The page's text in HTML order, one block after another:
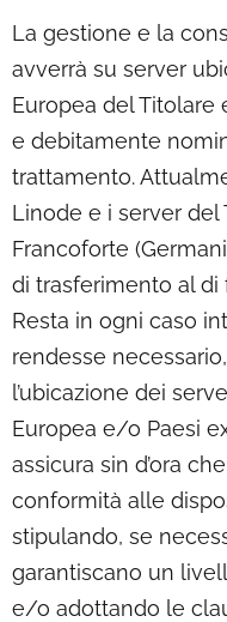
La gestione e la
avverrà su server
Europea del
e debitamente
trattamento.
Linode e i server del
Francoforte
di trasferimento al di
Resta in ogni caso
rendesse
l’ubicazione dei
Europea e/o Paesi
assicura sin d’ora
conformità alle
stipulando, se
garantiscano un
e/o adottando le